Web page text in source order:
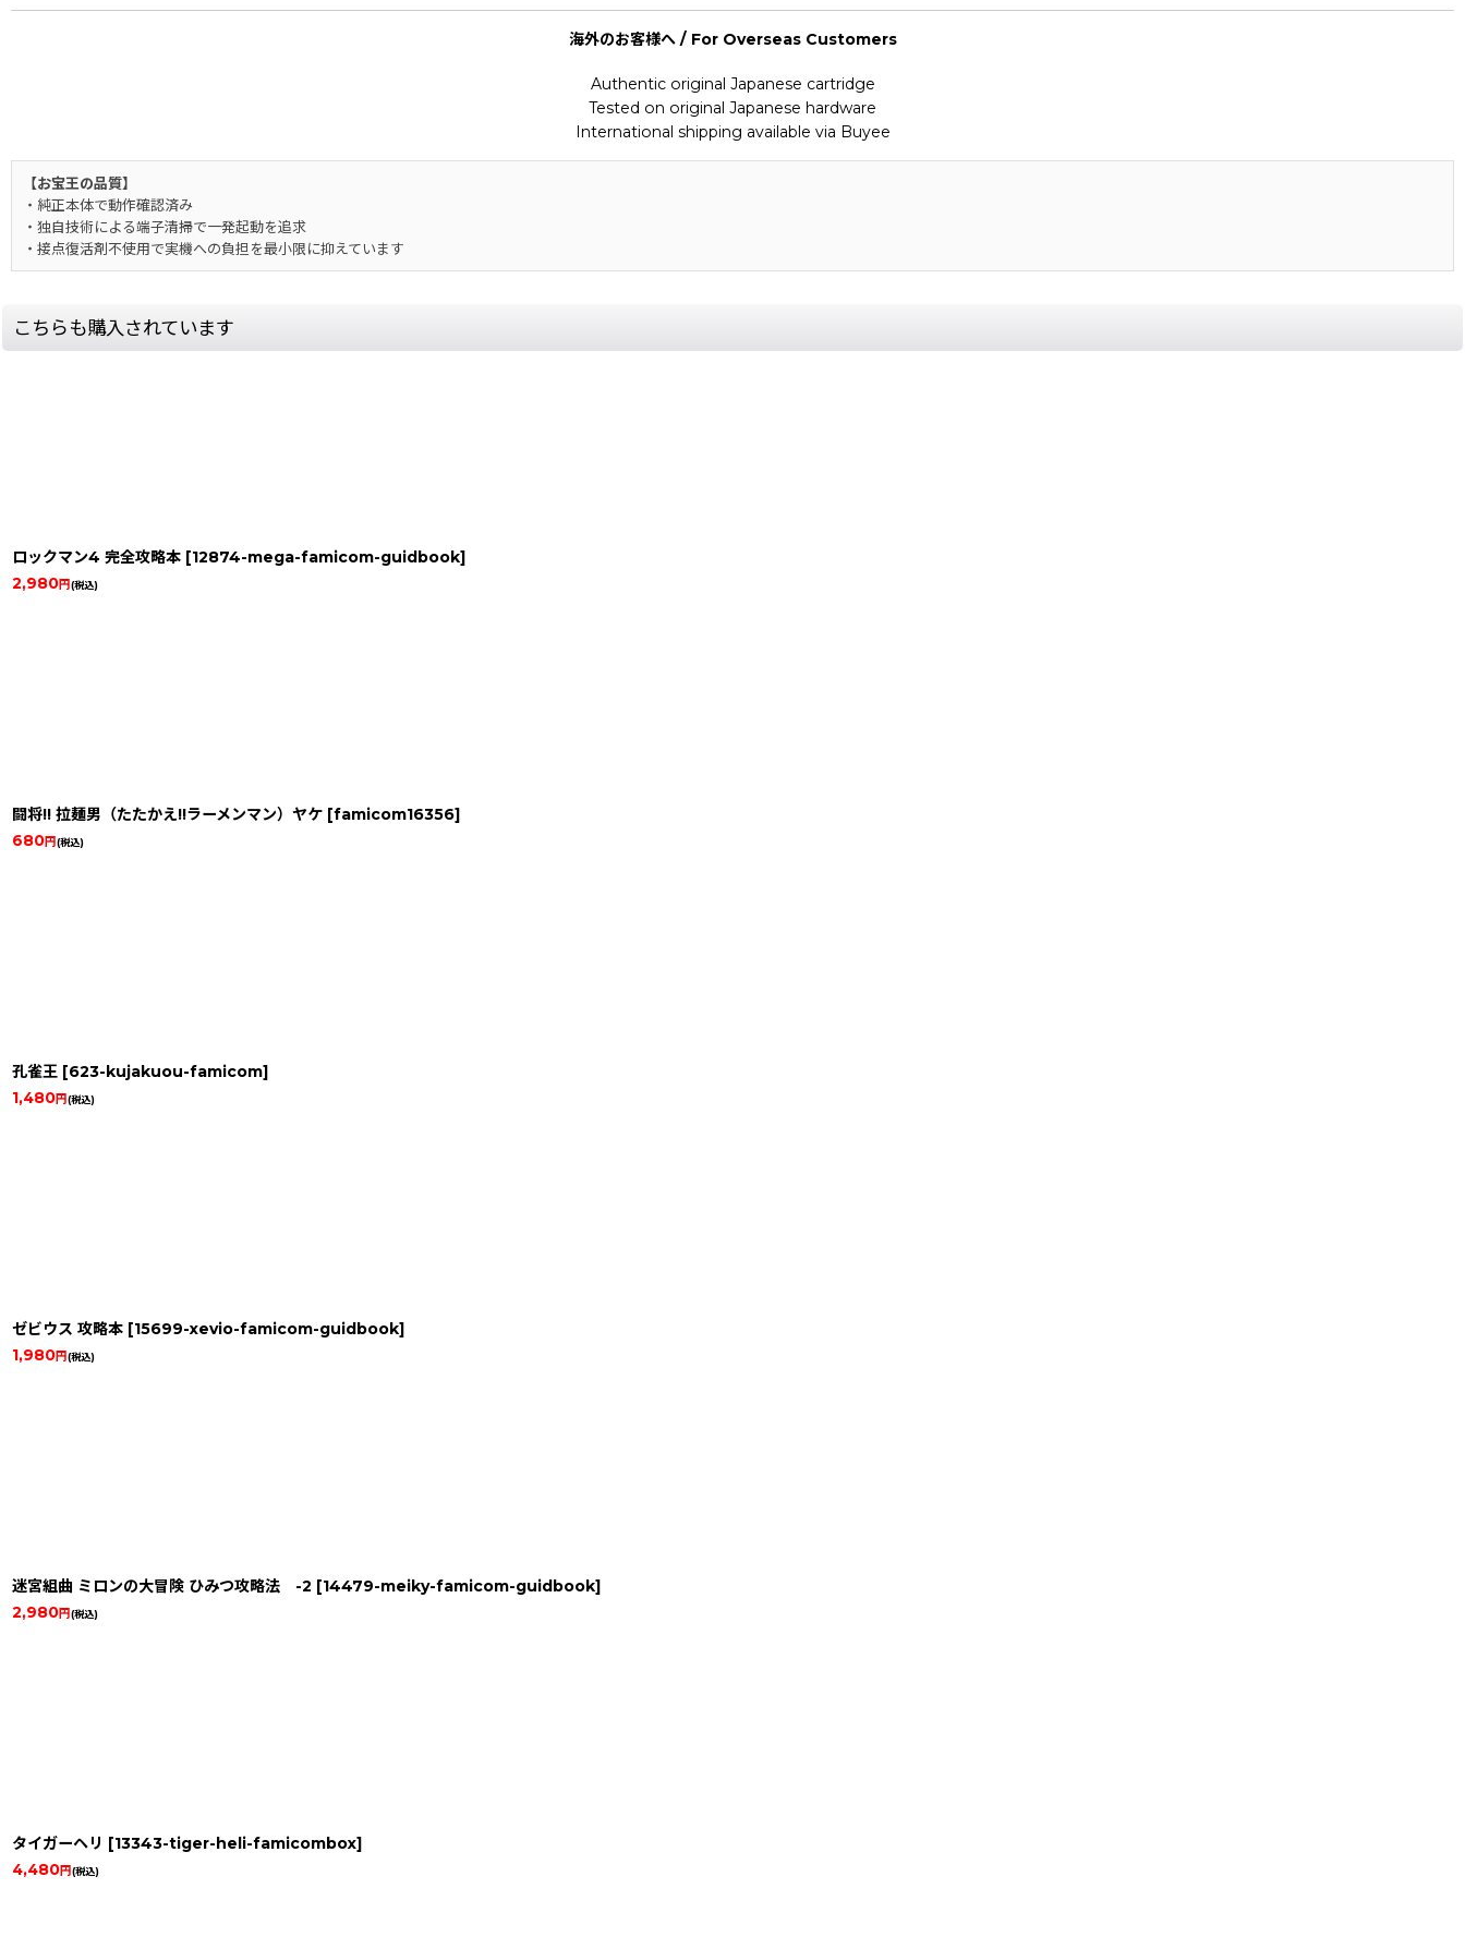
海外のお客様へ / For Overseas Customers
Authentic original Japanese cartridge
Tested on original Japanese hardware
International shipping available via Buyee
【お宝王の品質】
・純正本体で動作確認済み
・独自技術による端子清掃で一発起動を追求
・接点復活剤不使用で実機への負担を最小限に抑えています
こちらも購入されています
ロックマン4 完全攻略本 [12874-mega-famicom-guidbook]
2,980円(税込)
闘将!! 拉麺男（たたかえ!!ラーメンマン）ヤケ [famicom16356]
680円(税込)
孔雀王 [623-kujakuou-famicom]
1,480円(税込)
ゼビウス 攻略本 [15699-xevio-famicom-guidbook]
1,980円(税込)
迷宮組曲 ミロンの大冒険 ひみつ攻略法 -2 [14479-meiky-famicom-guidbook]
2,980円(税込)
タイガーヘリ [13343-tiger-heli-famicombox]
4,480円(税込)